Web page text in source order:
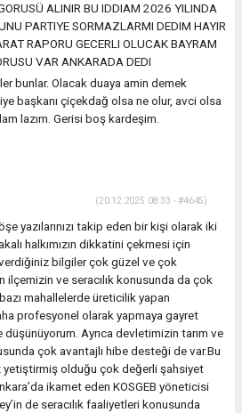
ALINIR BU IDDIAM 2026 YILINDA
PARTIYE SORMAZLARMI DEDIM HAYIR
RAPORU GECERLI OLUCAK BAYRAM
VAR ANKARADA DEDI
bunlar. Olacak duaya amin demek
başkanı çiçekdağ olsa ne olur, avci olsa
lazım. Gerisi boş kardeşim.
(20.12.2025 08:33 - #4645)
yazılarınızı takip eden bir kişi olarak iki
halkımızın dikkatini çekmesi için
bilgiler çok güzel ve çok
ilçemizin ve seracılık konusunda da çok
mahallelerde üreticilik yapan
profesyonel olarak yapmaya gayret
Ayrıca devletimizin tarım ve
çok avantajlı hibe desteği de var.Bu
yetiştirmiş olduğu çok değerli şahsiyet
ikamet eden KOSGEB yöneticisi
de seracılık faaliyetleri konusunda